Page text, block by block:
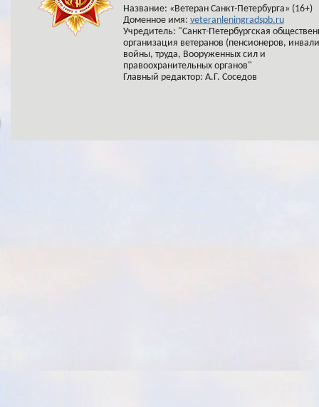
Название: «Ветеран Санкт-Петербурга» (16+)
Доменное имя: veteranleningradspb.ru
Учредитель: "Санкт-Петербургская
организация ветеранов (пенсионеров,
войны, труда, Вооруженных сил и
правоохранительных органов"
Главный редактор: А.Г. Соседов